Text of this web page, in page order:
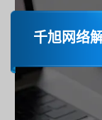
千旭网络